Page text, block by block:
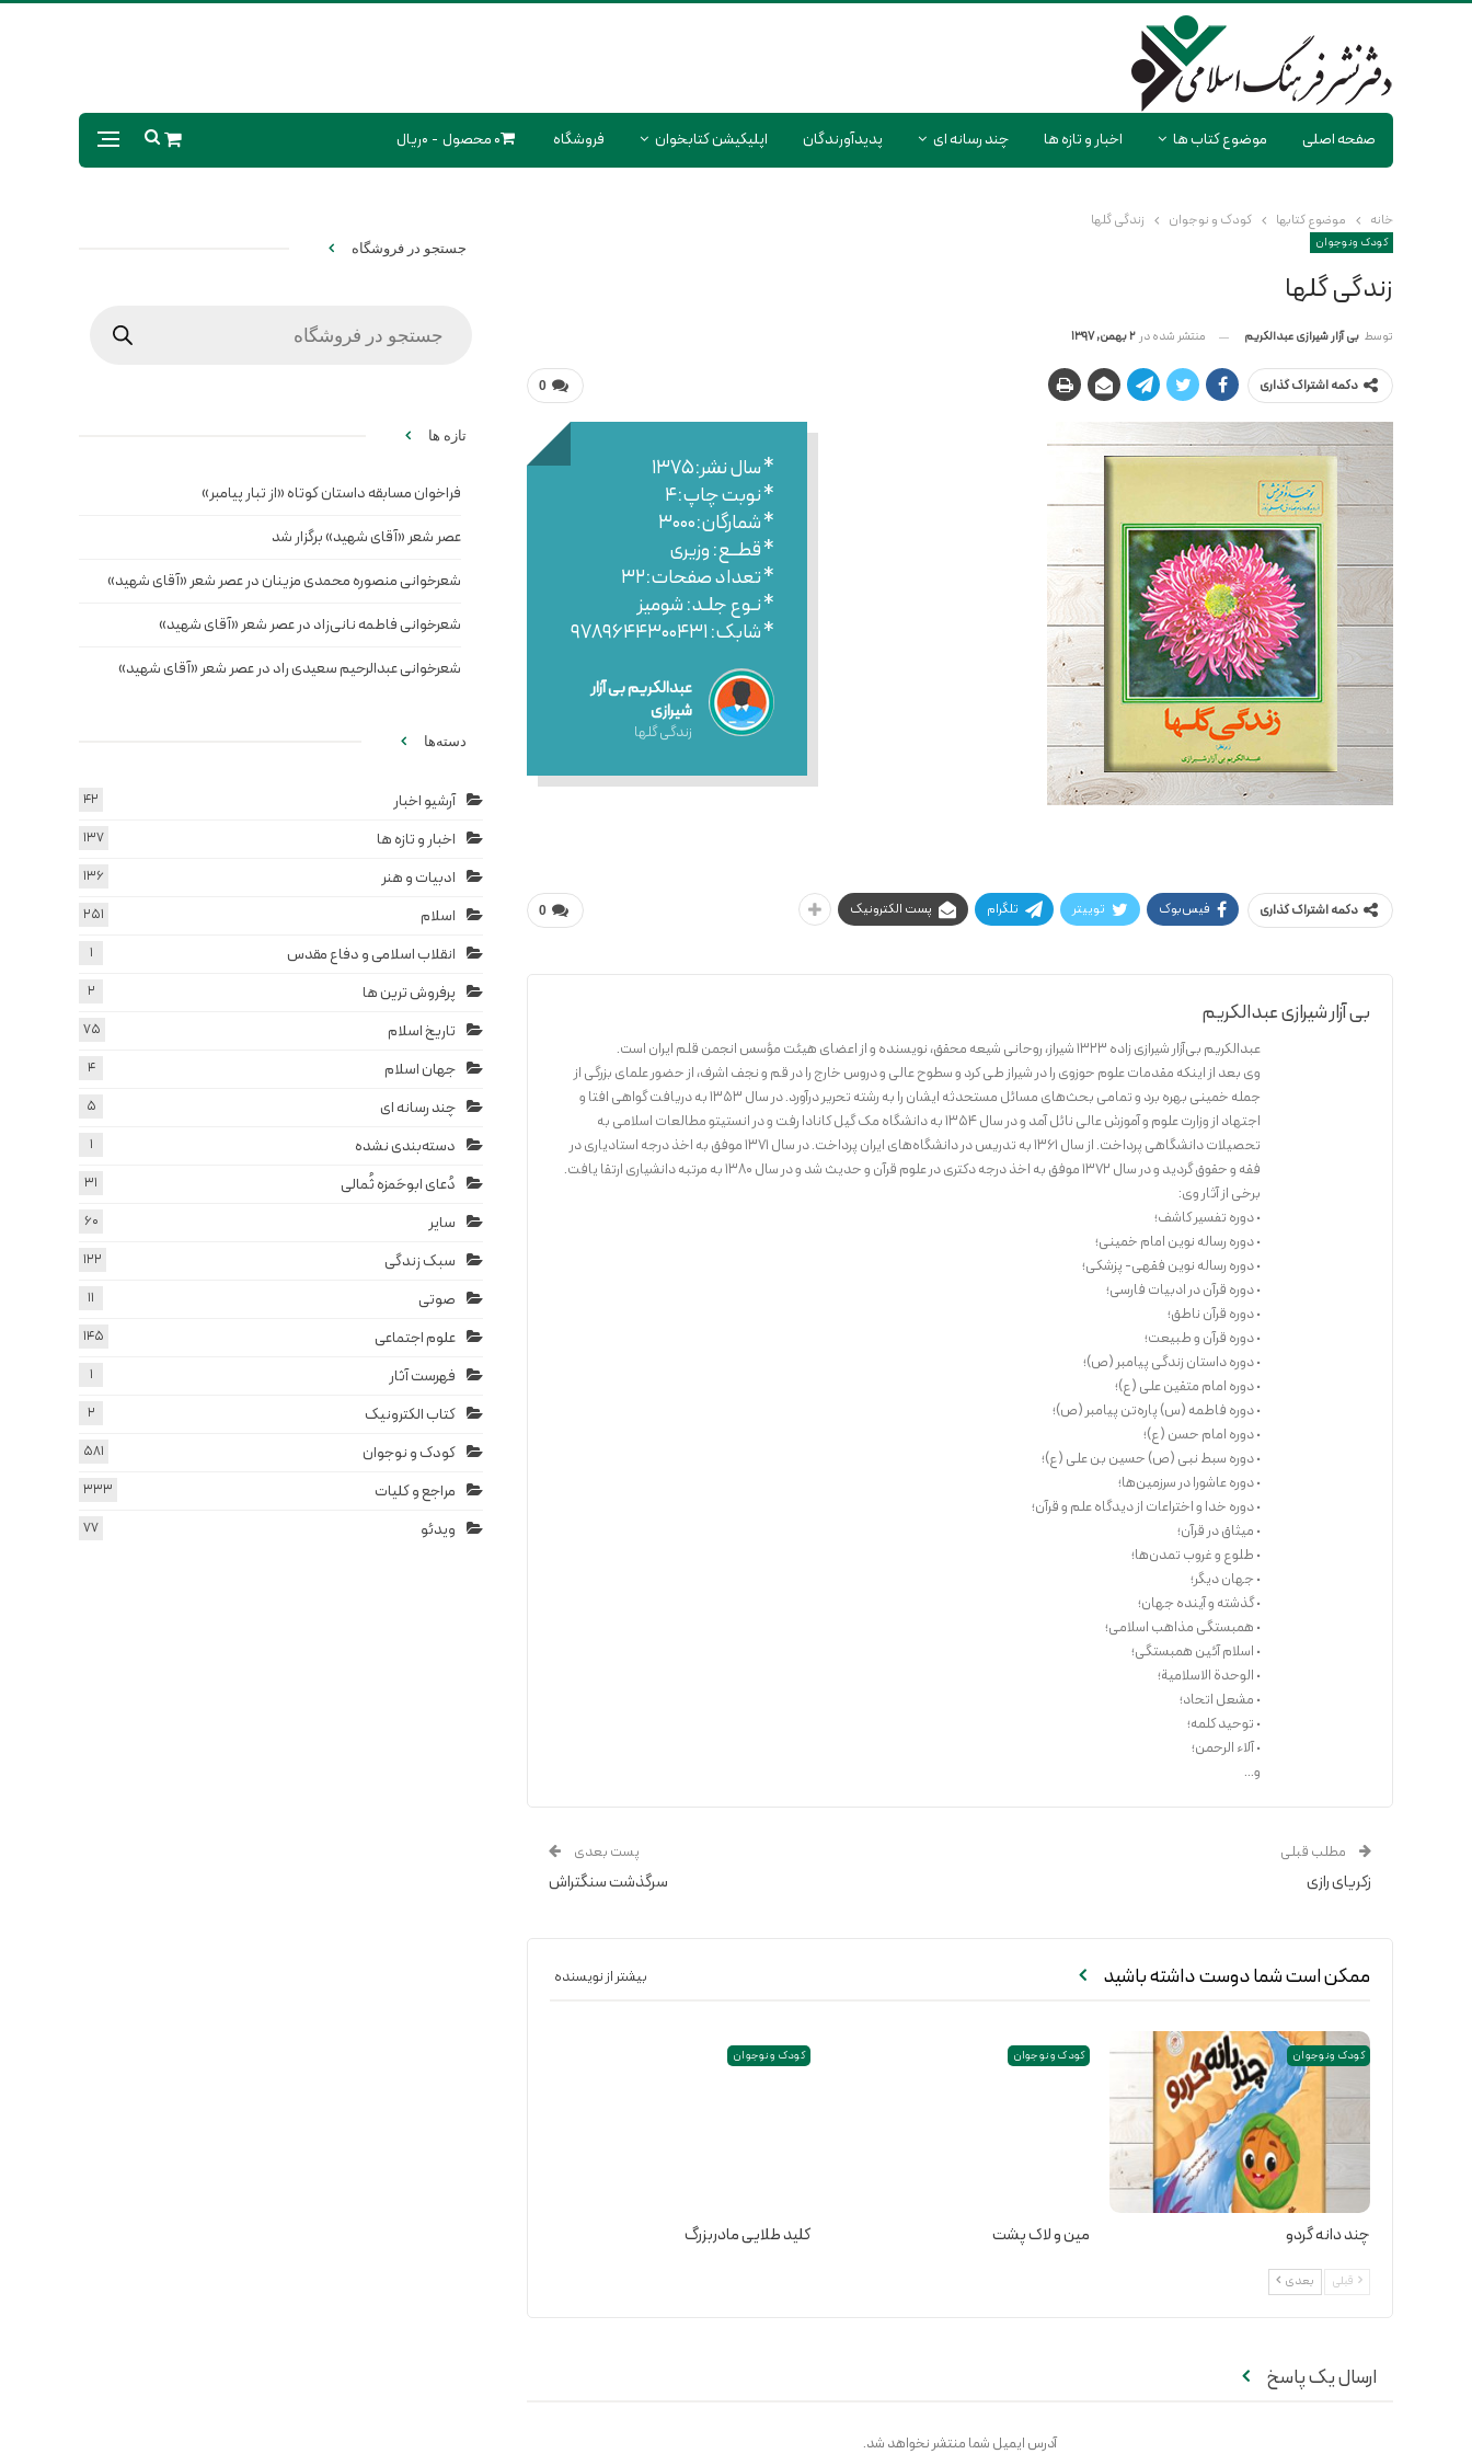
صفحه اصلی موضوع کتاب ها اخبار و تازه ها چند رسانه ای پدیدآورندگان اپلیکیشن کتابخوان فروشگاه 0 محصول 0ریال
خانه موضوع کتابها کودک و نوجوان زندگی گلها
کودک و نوجوان
زندگی گلها
توسط بی آزار شیرازی عبدالکریم منتشر شده در 2 بهمن, 1397
0 دکمه اشتراک گذاری
* سال نشر:۱۳۷۵
* نوبت چاپ:۴
* شمارگان:۳۰۰۰
* قطــع: وزیری
* تعداد صفحات:۳۲
* نـوع جلـد: شومیز
* شابک: ۹۷۸۹۶۴۴۳۰۰۴۳۱
عبدالکریم بی آزار
شیرازی
زندگی گلها
0 دکمه اشتراک گذاری فیس‌بوک توییتر تلگرام پست الکترونیک
بی آزار شیرازی عبدالکریم
عبدالکریم بی‌آزار شیرازی زاده ۱۳۲۳ شیراز، روحانی شیعه محقق، نویسنده و از اعضای هیئت مؤسس انجمن قلم ایران است.
وی بعد از اینکه مقدمات علوم حوزوی را در شیراز طی کرد و سطوح عالی و دروس خارج را در قم و نجف اشرف، از حضور علمای بزرگی از
جمله خمینی بهره برد و تمامی بحث‌های مسائل مستحدثه ایشان را به رشته تحریر درآورد. در سال ۱۳۵۳ به دریافت گواهی افتا و
اجتهاد از وزارت علوم و آموزش عالی نائل آمد و در سال ۱۳۵۴ به دانشگاه مک گیل کانادا رفت و در انستیتو مطالعات اسلامی به
تحصیلات دانشگاهی پرداخت. از سال ۱۳۶۱ به تدریس در دانشگاه‌های ایران پرداخت. در سال ۱۳۷۱ موفق به اخذ درجه استادیاری در
فقه و حقوق گردید و در سال ۱۳۷۲ موفق به اخذ درجه دکتری در علوم قرآن و حدیث شد و در سال ۱۳۸۰ به مرتبه دانشیاری ارتقا یافت.
برخی از آثار وی:
• دوره تفسیر کاشف؛
• دوره رساله نوین امام خمینی؛
• دوره رساله نوین فقهی- پزشکی؛
• دوره قرآن در ادبیات فارسی؛
• دوره قرآن ناطق؛
• دوره قرآن و طبیعت؛
• دوره داستان زندگی پیامبر (ص)؛
• دوره امام متقین علی (ع)؛
• دوره فاطمه (س) پاره‌تن پیامبر (ص)؛
• دوره امام حسن (ع)؛
• دوره سبط نبی (ص) حسین بن علی (ع)؛
• دوره عاشورا در سرزمین‌ها؛
• دوره خدا و اختراعات از دیدگاه علم و قرآن؛
• میثاق در قرآن؛
• طلوع و غروب تمدن‌ها؛
• جهان دیگر؛
• گذشته و آینده جهان؛
• همبستگی مذاهب اسلامی؛
• اسلام آئین همبستگی؛
• الوحدة الاسلامیة؛
• مشعل اتحاد؛
• توحید کلمه؛
• آلاء الرحمن؛
و...
مطلب قبلی
زکریای رازی
پست بعدی
سرگذشت سنگتراش
ممکن است شما دوست داشته باشید بیشتر از نویسنده
کودک و نوجوان
چند دانه گردو
کودک و نوجوان
مین و لاک پشت
کودک و نوجوان
کلید طلایی مادربزرگ
قبلی بعدی
ارسال یک پاسخ
آدرس ایمیل شما منتشر نخواهد شد.
جستجو در فروشگاه
تازه ها
فراخوان مسابقه داستان کوتاه «از تبار پیامبر»
عصر شعر «آقای شهید» برگزار شد
شعرخوانی منصوره محمدی مزینان در عصر شعر «آقای شهید»
شعرخوانی فاطمه نانی‌زاد در عصر شعر «آقای شهید»
شعرخوانی عبدالرحیم سعیدی راد در عصر شعر «آقای شهید»
دسته‌ها
آرشیو اخبار 42
اخبار و تازه ها 137
ادبیات و هنر 136
اسلام 251
انقلاب اسلامی و دفاع مقدس 1
پرفروش ترین ها 2
تاریخ اسلام 75
جهان اسلام 4
چند رسانه ای 5
دسته‌بندی نشده 1
دُعای ابوحَمزه ثُمالی 31
سایر 60
سبک زندگی 122
صوتی 11
علوم اجتماعی 145
فهرست آثار 1
کتاب الکترونیک 2
کودک و نوجوان 581
مراجع و کلیات 333
ویدئو 77